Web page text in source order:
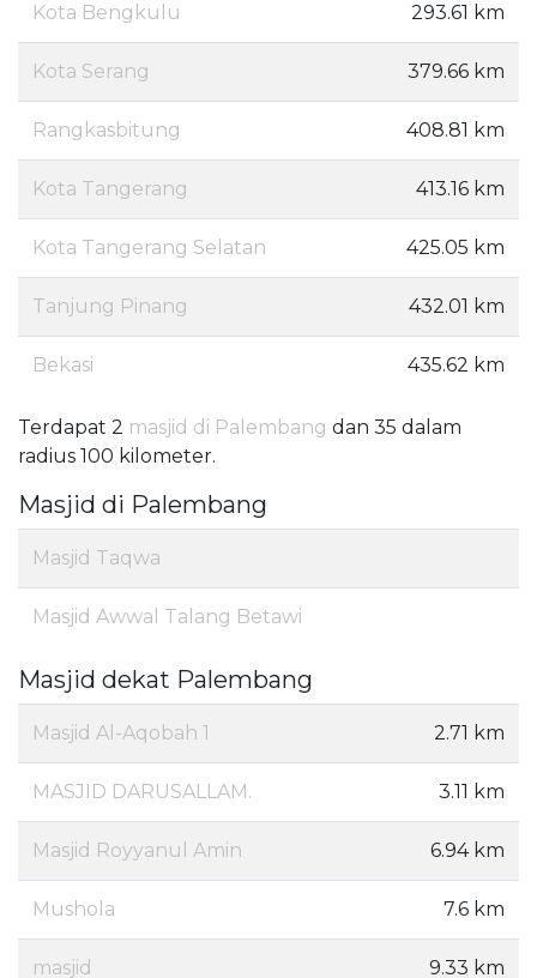
Kota Bengkulu 293.61 km
Kota Serang 379.66 km
Rangkasbitung 408.81 km
Kota Tangerang 413.16 km
Kota Tangerang Selatan 425.05 km
Tanjung Pinang 432.01 km
Bekasi 435.62 km
Terdapat 2 masjid di Palembang dan 35 dalam
radius 100 kilometer.
Masjid di Palembang
Masjid Taqwa
Masjid Awwal Talang Betawi
Masjid dekat Palembang
Masjid Al-Aqobah 1 2.71 km
MASJID DARUSALLAM. 3.11 km
Masjid Royyanul Amin 6.94 km
Mushola 7.6 km
masjid 9.33 km